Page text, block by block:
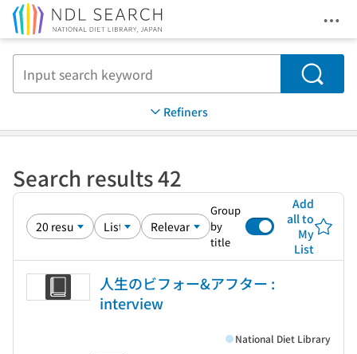
Search
Refiners
Search results 42
Group
by
title
Add
all to
My
List
人生のビフォー&アフター :
interview
National Diet Library